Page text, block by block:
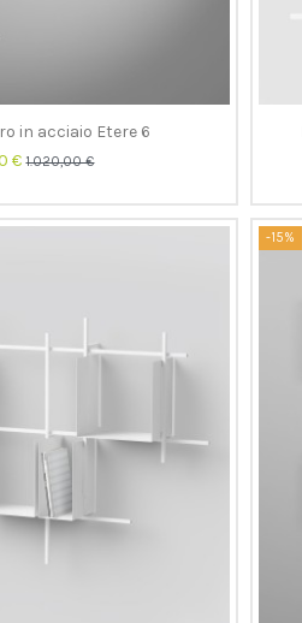
in acciaio Etere 6
€1.020,00 €
-15%